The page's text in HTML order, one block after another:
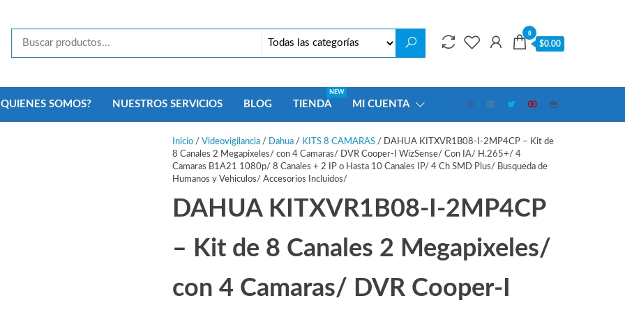
Security
Monterrey
0
$0.00
SOMOS? NUESTROS SERVICIOS BLOG TIENDA
NEW
MI CUENTA
Inicio/ Videovigilancia/ Dahua/ KITS 8 CAMARAS/ DAHUA KITXVR1B08-I-2MP4CP – Kit de
8 Canales 2 Megapixeles/ con 4 Camaras/ DVR Cooper-I WizSense/ Con IA/ H.265+/ 4
Camaras B1A21 1080p/ 8 Canales + 2 IP o Hasta 10 Canales IP/ 4 Ch SMD Plus/ Busqueda de
Humanos y Vehiculos/ Accesorios Incluidos/
DAHUA KITXVR1B08-I-2MP4CP
– Kit de 8 Canales 2 Megapixeles/
con 4 Camaras/ DVR Cooper-I